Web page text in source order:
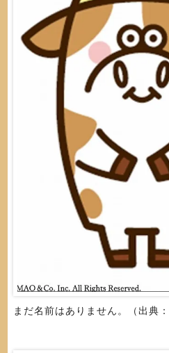
まだ名前はありません。（出典：